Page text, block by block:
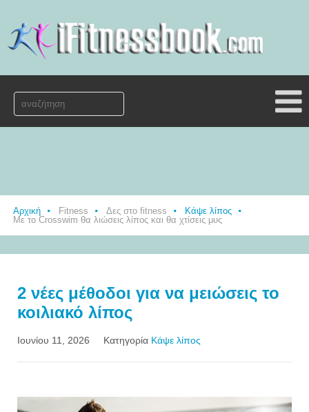
Αρχική Fitness Δες στο fitness
Κάψε λίπος
Με το Crosswim θα λιώσεις λίπος και θα χτίσεις μυς
2 νέες μέθοδοι για να μειώσεις το
κοιλιακό λίπος
Ιουνίου 11, 2026 Κατηγορία Kάψε λίπος